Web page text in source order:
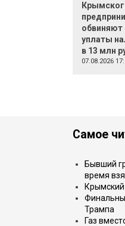
обвиняют
уплаты
в 13 млн
07.08.2026
Самое
Бывший
время
Трампа
Газ